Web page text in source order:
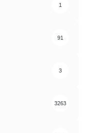
1
91
3
3263